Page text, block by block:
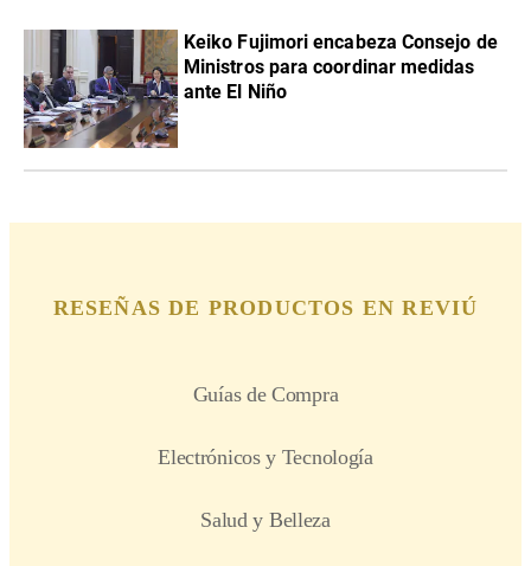
Keiko Fujimori encabeza Consejo de
Ministros para coordinar medidas
ante El Niño